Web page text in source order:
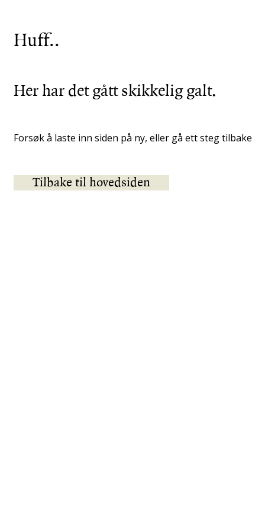
Huff..
Her har det gått skikkelig galt.
Forsøk å laste inn siden på ny, eller gå ett steg tilbake
Tilbake til hovedsiden